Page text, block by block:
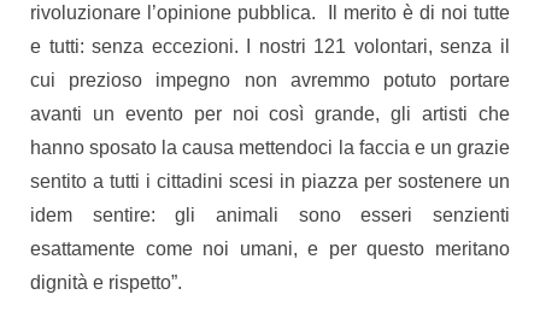
rivoluzionare l’opinione pubblica. Il merito è di noi tutte
e tutti: senza eccezioni. I nostri 121 volontari, senza il
cui prezioso impegno non avremmo potuto portare
avanti un evento per noi così grande, gli artisti che
hanno sposato la causa mettendoci la faccia e un grazie
sentito a tutti i cittadini scesi in piazza per sostenere un
idem sentire: gli animali sono esseri senzienti
esattamente come noi umani, e per questo meritano
dignità e rispetto”.